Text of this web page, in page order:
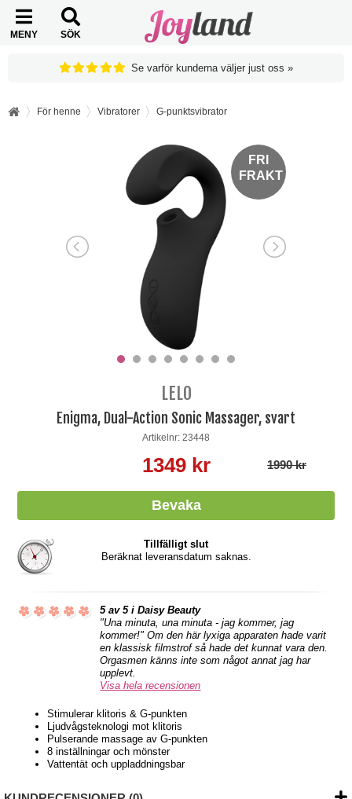
MENY SÖK
Se varför kunderna väljer just oss »
För henne Vibratorer G-punktsvibrator
FRI
FRAKT
LELO
Enigma, Dual-Action Sonic Massager, svart
Artikelnr: 23448
1349 kr 1990 kr
Tillfälligt slut
Beräknat leveransdatum saknas.
5 av 5 i Daisy Beauty
"Una minuta, una minuta - jag kommer, jag
kommer!" Om den här lyxiga apparaten hade varit
en klassisk filmstrof så hade det kunnat vara den.
Orgasmen känns inte som något annat jag har
upplevt.
Visa hela recensionen
Stimulerar klitoris & G-punkten
Ljudvågsteknologi mot klitoris
Pulserande massage av G-punkten
8 inställningar och mönster
Vattentät och uppladdningsbar